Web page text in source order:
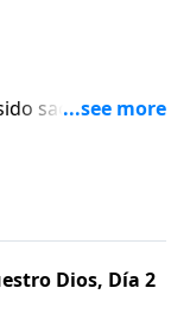
sacudido por
y
cuando
en este
Dios, Día 2